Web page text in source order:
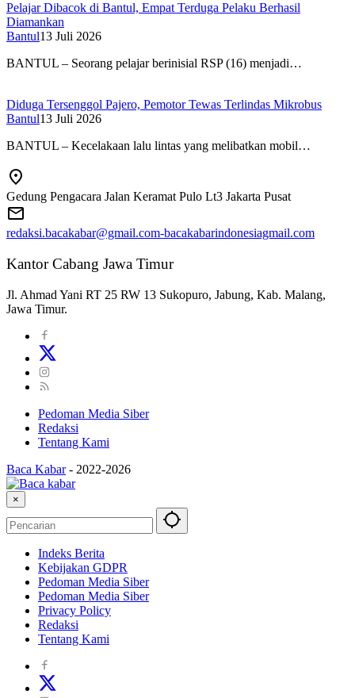
Pelajar Dibacok di Bantul, Empat Terduga Pelaku Berhasil
Diamankan
Bantul13 Juli 2026
BANTUL – Seorang pelajar berinisial RSP (16) menjadi…
Diduga Tersenggol Pajero, Pemotor Tewas Terlindas Mikrobus
Bantul13 Juli 2026
BANTUL – Kecelakaan lalu lintas yang melibatkan mobil…
Gedung Pengacara Jalan Keramat Pulo Lt3 Jakarta Pusat
redaksi.bacakabar@gmail.com-bacakabarindonesiagmail.com
Kantor Cabang Jawa Timur
Jl. Ahmad Yani RT 25 RW 13 Sukopuro, Jabung, Kab. Malang,
Jawa Timur.
Pedoman Media Siber
Redaksi
Tentang Kami
Baca Kabar - 2022-2026
×
Indeks Berita
Kebijakan GDPR
Pedoman Media Siber
Pedoman Media Siber
Privacy Policy
Redaksi
Tentang Kami